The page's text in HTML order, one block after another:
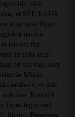
värk.
et SEE KAUA
nüüd mäe lõppu
natuke
kas see flat
ja enda arust
oli see vale koht
hõikas:
mõtlesin, et äkki
andmine. Korralik
lõpus tegin veel
lõigud.
Peaproov